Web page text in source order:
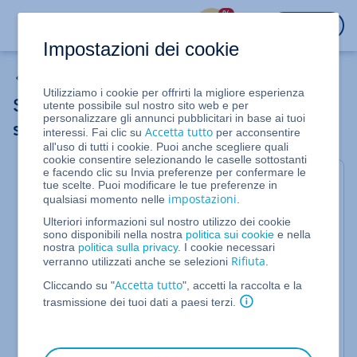
%
Spazio di archiviazione e-mail: breve
spiegazione
Lo spazio di archiviazione e-mail è lo spazio che
unacasella di posta elettronicautilizza per salvare
rimangono memorizzate in questo spazio finché
non vengono eliminate dall'utente. A differenza
dello spazio web di una tariffa di Hosting, lo spazio
mail, compresi gliallegati , e tutti i dati che vengono
gestiti tramiteWebmail, ilclient e-mail
Impostazioni dei cookie
Utilizziamo i cookie per offrirti la migliore esperienza
utente possibile sul nostro sito web e per
personalizzare gli annunci pubblicitari in base ai tuoi
interessi. Fai clic suAccetta tutto per acconsentire
all'uso di tutti i cookie. Puoi anche scegliere quali
cookie consentire selezionando le caselle sottostanti
e facendo clic su Invia preferenze per confermare le
tue scelte. Puoi modificare le tue preferenze in
qualsiasi momento nelle impostazioni
Ulteriori informazioni sul nostro utilizzo dei cookie
sono disponibili nella nostra politica sui cookie e nella
nostra politica sulla privacy. I cookie necessari
verranno utilizzati anche se selezioni Rifiuta
Cliccando su "Accetta tutto", accetti la raccolta e la
trasmissione dei tuoi dati a paesi terzi.